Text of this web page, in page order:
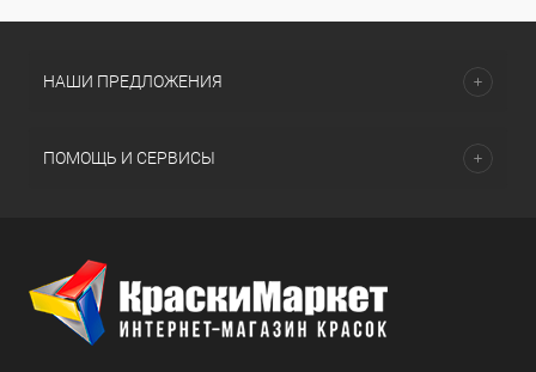
НАШИ ПРЕДЛОЖЕНИЯ
ПОМОЩЬ И СЕРВИСЫ